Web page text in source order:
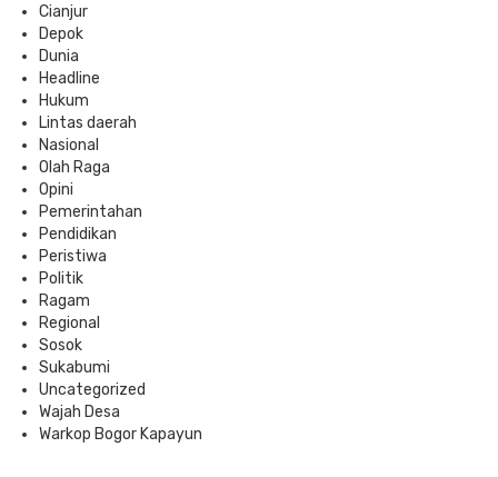
Cianjur
Depok
Dunia
Headline
Hukum
Lintas daerah
Nasional
Olah Raga
Opini
Pemerintahan
Pendidikan
Peristiwa
Politik
Ragam
Regional
Sosok
Sukabumi
Uncategorized
Wajah Desa
Warkop Bogor Kapayun